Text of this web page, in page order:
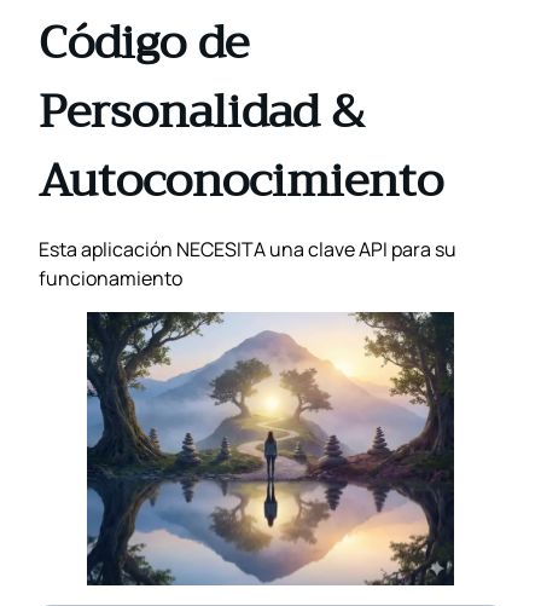
Código de
Personalidad&
Autoconocimiento
Esta aplicación NECESITA una clave API para su
funcionamiento